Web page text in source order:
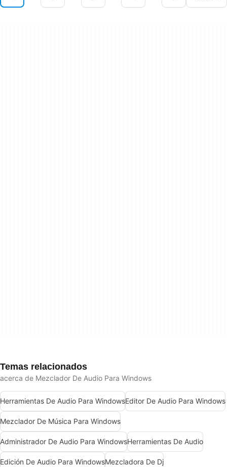
Temas relacionados
acerca de Mezclador De Audio Para Windows
Herramientas De Audio Para WindowsEditor De Audio Para Windows
Mezclador De Música Para Windows
Administrador De Audio Para WindowsHerramientas De Audio
Edición De Audio Para WindowsMezcladora De Dj